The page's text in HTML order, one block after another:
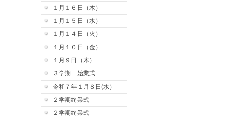
１月１６日（木）
１月１５日（水）
１月１４日（火）
１月１０日（金）
１月９日（木）
３学期 始業式
令和７年１月８日(水）
２学期終業式
２学期終業式